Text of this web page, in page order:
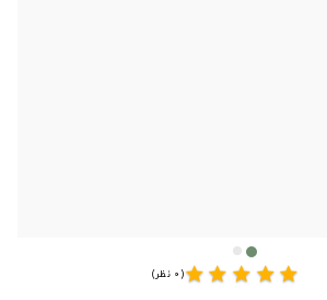
star
star
star
star
star(0 نظر)